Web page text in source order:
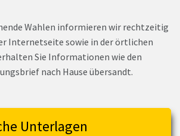
Wahlen informieren wir rechtzeitig
Internetseite sowie in der örtlichen
Sie Informationen wie den
nach Hause übersandt.
Unterlagen